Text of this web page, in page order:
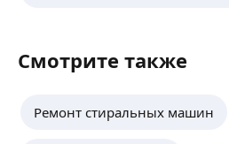
Смотрите также
Ремонт стиральных машин